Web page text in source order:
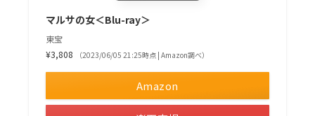
マルサの女＜Blu-ray＞
東宝
¥3,808
（2023/06/05 21:25時点 | Amazon調べ）
Amazon